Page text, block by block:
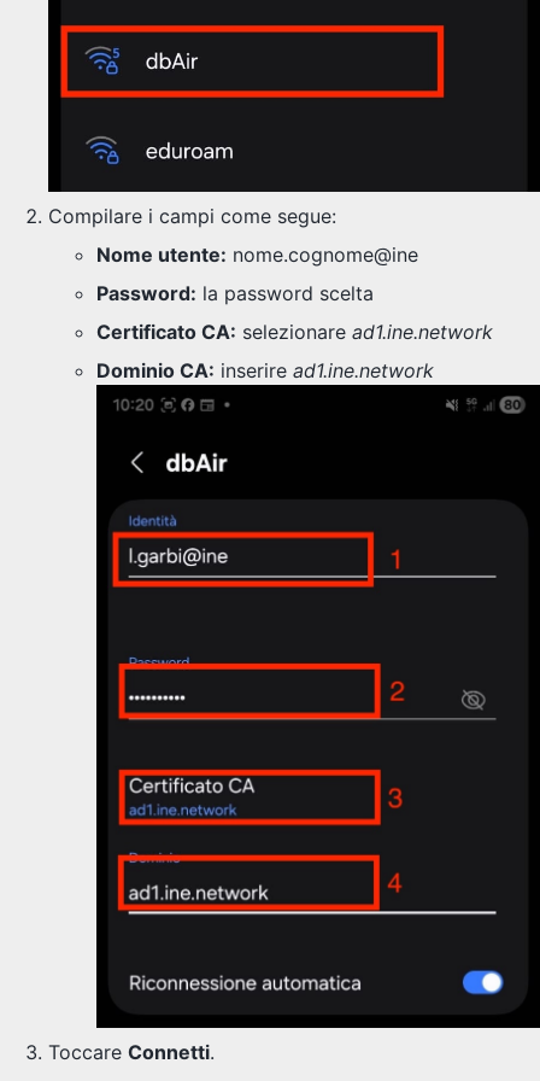
Compilare i campi come segue:
Nome utente: nome.cognome@ine
Password: la password scelta
Certificato CA: selezionare ad1.ine.network
Dominio CA: inserire ad1.ine.network
Toccare Connetti.